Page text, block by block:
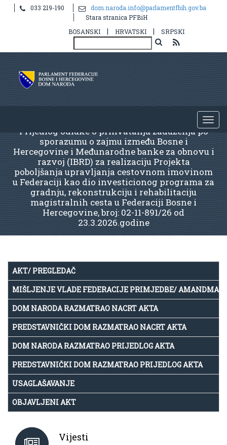
033 219-190
dom.naroda.info@parlamentfbih.gov.ba
Stara stranica PFBiH
BOSANSKI
| HRVATSKI | SRPSKI
Prijedlog odluke o prihvatanju zaduženja po
sporazumu o zajmu između Bosne i
Hercegovine i Međunarodne banke za obnovu i
razvoj (IBRD) za realizaciju Projekta
poboljšanja upravljanja cestovnom imovinom
u Federaciji kao dio investicionog programa za
gradnju, rekonstrukciju i rehabilitaciju
magistralnih cesta u Federaciji Bosne i
Hercegovine, broj: 02-11-891/26 od
23.3.2026.godine
AKT/ PREGLEDAČ
MIŠLJENJE VLADE FEDERACIJE PRIMJEDBE/
DOM NARODA RAZMATRAO NACRT AKTA
PREDSTAVNIČKI DOM RAZMATRAO NACRT AKTA
DOM NARODA RAZMATRAO PRIJEDLOG AKTA
PREDSTAVNIČKI DOM RAZMATRAO PRIJEDLOG AKTA
USAGLAŠAVANJE
OBJAVLJENI AKT
Vijesti